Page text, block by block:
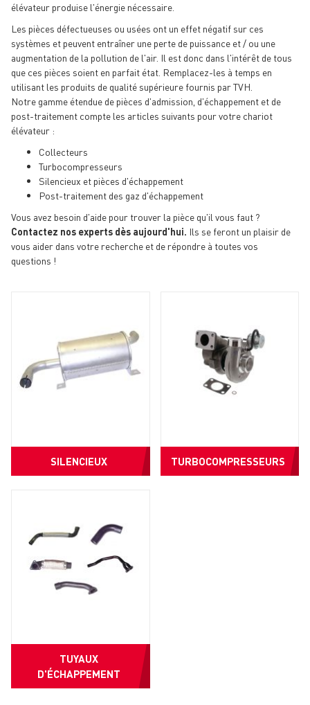
élévateur produise l'énergie nécessaire.
Les pièces défectueuses ou usées ont un effet négatif sur ces
systèmes et peuvent entraîner une perte de puissance et / ou une
augmentation de la pollution de l'air. Il est donc dans l'intérêt de tous
que ces pièces soient en parfait état. Remplacez-les à temps en
utilisant les produits de qualité supérieure fournis par TVH.
Notre gamme étendue de pièces d'admission, d'échappement et de
post-traitement compte les articles suivants pour votre chariot
élévateur :
Collecteurs
Turbocompresseurs
Silencieux et pièces d'échappement
Post-traitement des gaz d'échappement
Vous avez besoin d'aide pour trouver la pièce qu'il vous faut ?
Contactez nos experts dès aujourd'hui. Ils se feront un plaisir de
vous aider dans votre recherche et de répondre à toutes vos
questions !
SILENCIEUX TURBOCOMPRESSEURS
TUYAUX
D'ÉCHAPPEMENT